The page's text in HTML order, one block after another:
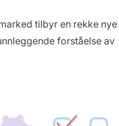
tilbyr en rekke nye
forståelse av